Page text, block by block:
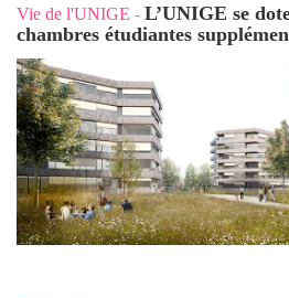
Vie de l'UNIGE - L’UNIGE se
chambres étudiantes